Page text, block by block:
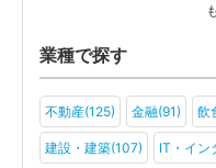
業種で探す
不動産(125) 金融(91) 飲
建設・建築(107) IT・イン